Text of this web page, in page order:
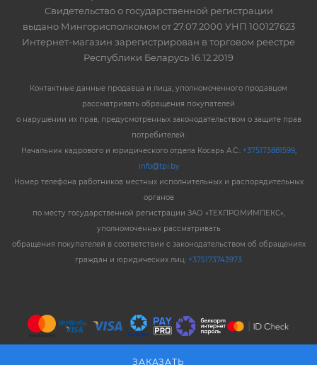
ЗАКАЗАТЬ
Свидетельство о государственной регистрации
выдано Мингорисполкомом от 27.07.2000 УНП 100127623
Интернет-магазин зарегистрирован в торговом реестре
Республики Беларусь 16.12.2019
Контактные данные продавца и лица, уполномоченного продавцом
рассматривать обращения покупателей
о нарушении их прав, предусмотренных законодательством о защите прав
потребителей:
Начальник кадрового и юридического отдела Косарь А.С.: +375173881599,
info@tpi.by
Номер телефона работников местных исполнительных и распорядительных
органов
по месту государственной регистрации ЗАО «ТЕХПРОМИМПЕКС»,
уполномоченных рассматривать
обращения покупателей в соответствии с законодательством об обращениях
граждан и юридических лиц: +375173743973